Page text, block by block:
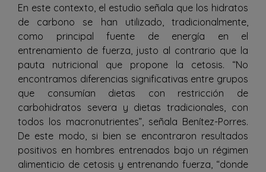
En este contexto, el estudio señala que los hidratos
de carbono se han utilizado, tradicionalmente,
como principal fuente de energía en el
entrenamiento de fuerza, justo al contrario que la
pauta nutricional que propone la cetosis. “No
encontramos diferencias significativas entre grupos
que consumían dietas con restricción de
carbohidratos severa y dietas tradicionales, con
todos los macronutrientes”, señala Benítez-Porres.
De este modo, si bien se encontraron resultados
positivos en hombres entrenados bajo un régimen
alimenticio de cetosis y entrenando fuerza, “donde